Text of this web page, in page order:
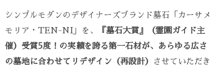
シンプルモダンのデザイナーズブランド墓石「カーサメ
モリア・TEN-NI」を、
『墓石大賞』（霊園ガイド主
催）受賞5度！の実績を誇る第一石材が、あらゆる広さ
の墓地に合わせてリデザイン（再設計）
させていただき